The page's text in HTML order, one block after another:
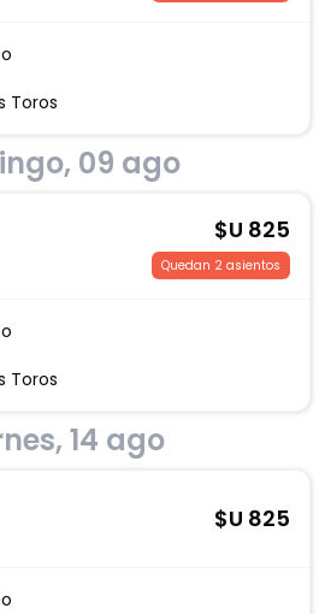
Toros
09 ago
$U 825
Quedan 2 asientos
Toros
14 ago
$U 825